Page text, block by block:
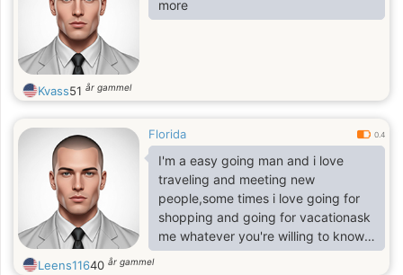
more
Kvass51 år gammel
Florida 0.4
I'm a easy going man and i love
traveling and meeting new
people,some times i love going for
shopping and going for vacationask
me whatever you're willing to know
abut me
Leens11640 år gammel